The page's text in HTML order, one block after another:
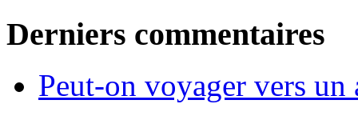
Derniers commentaires
Peut-on voyager vers un